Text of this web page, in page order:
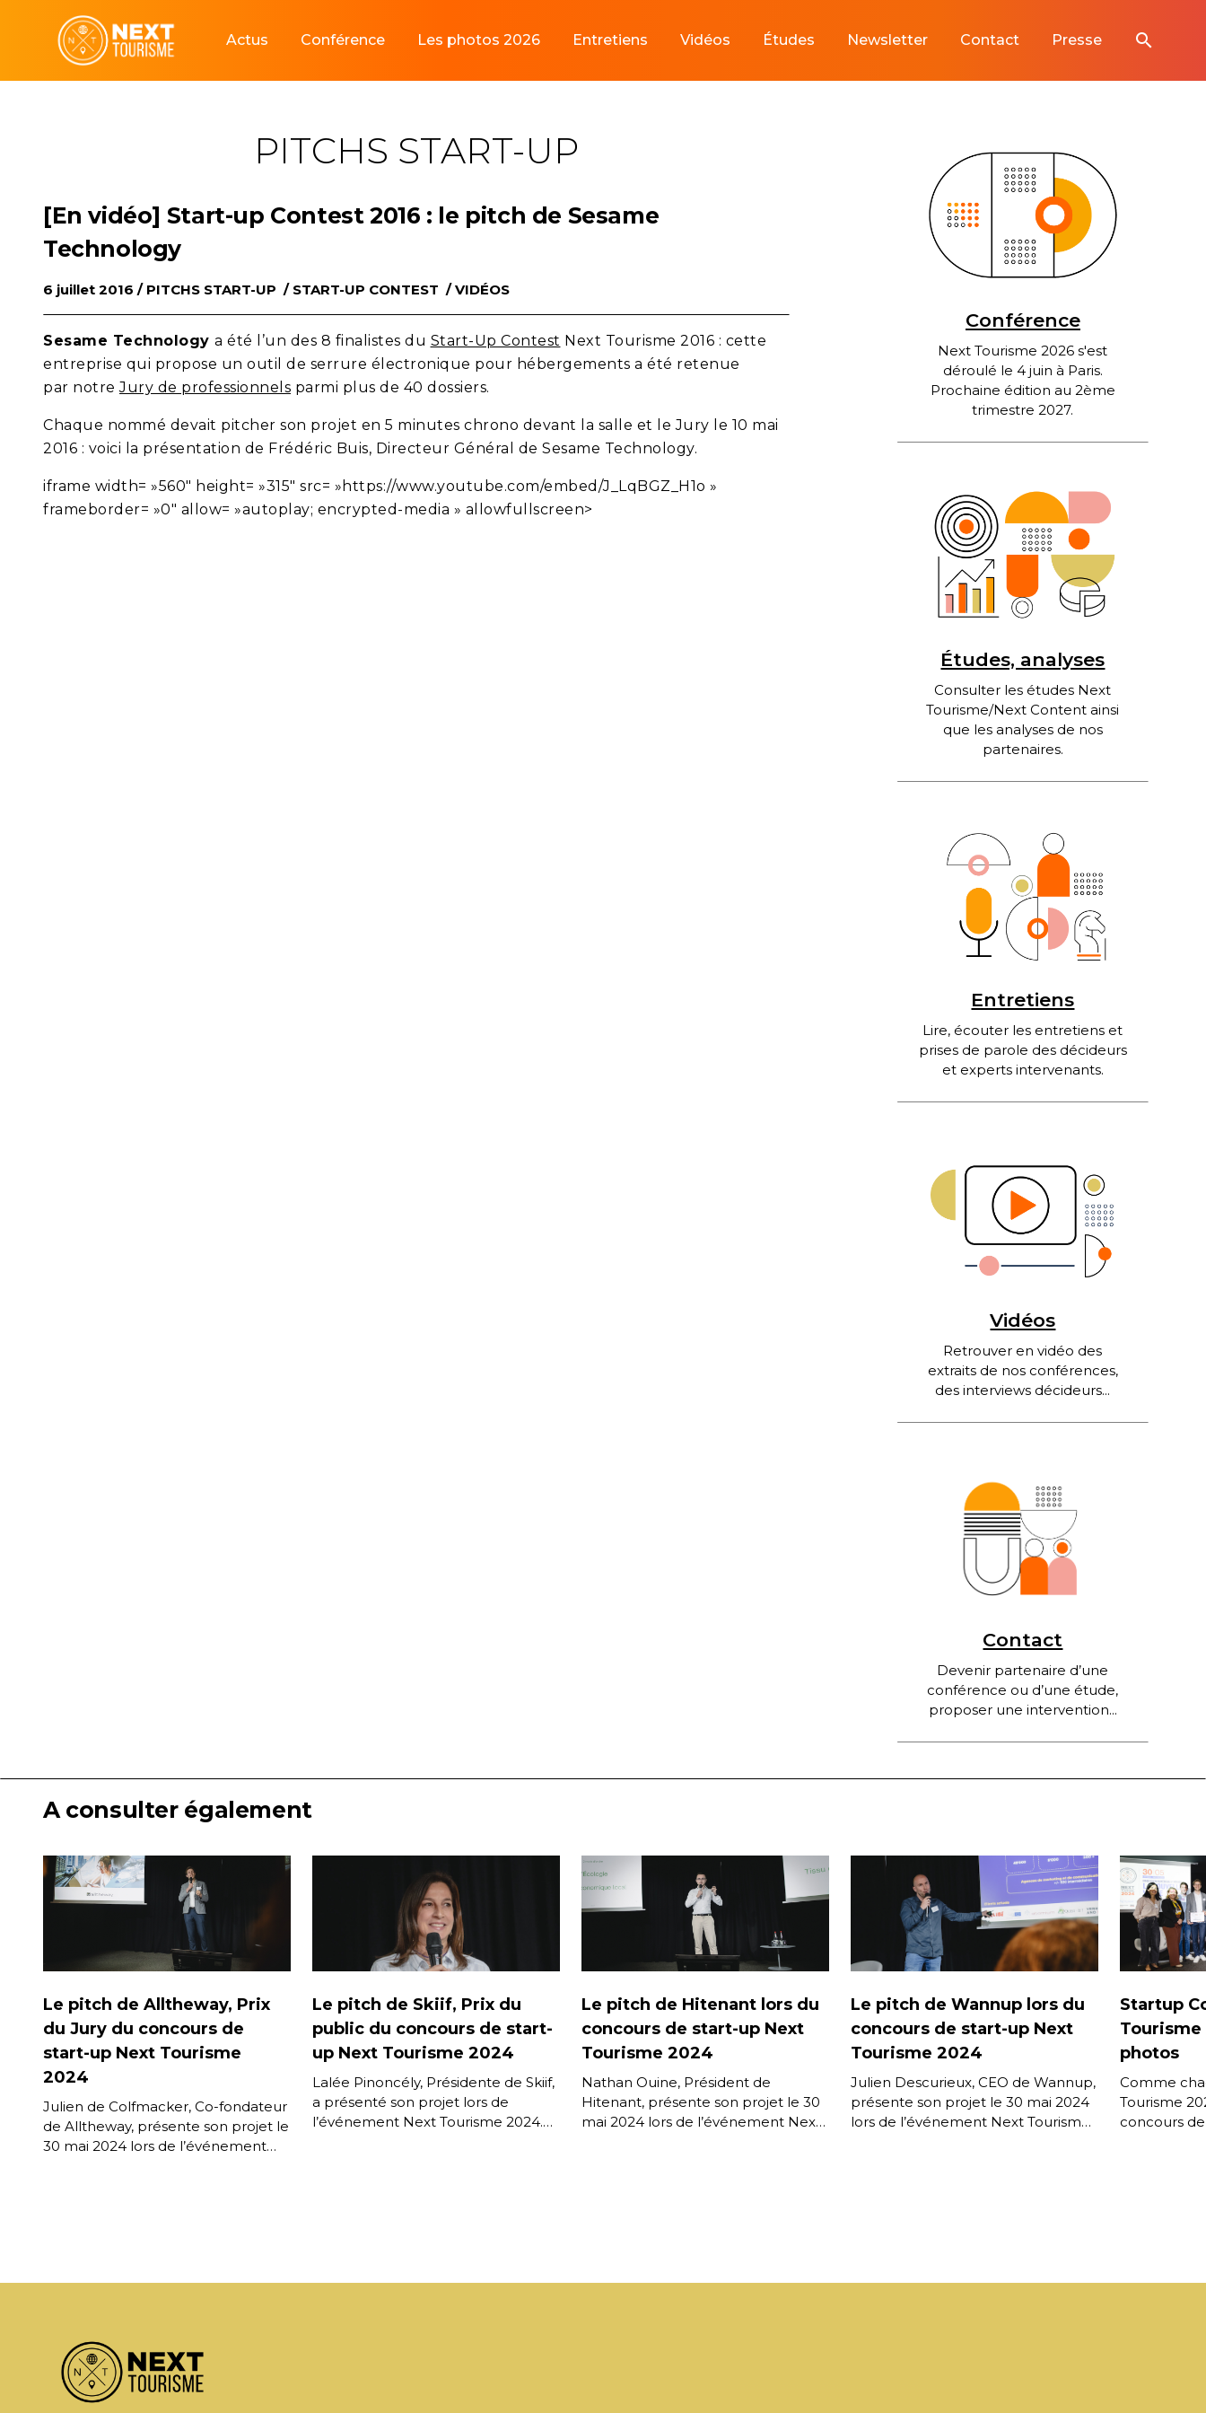
Actus Conférence Les photos 2026 Entretiens Vidéos Études Newsletter Contact Presse search
PITCHS START-UP
[En vidéo] Start-up Contest 2016 : le pitch de Sesame
Technology
6 juillet 2016 / PITCHS START-UP / START-UP CONTEST /VIDÉOS
Sesame Technology a été l’un des 8 finalistes du Start-Up Contest Next Tourisme 2016 : cette
entreprise qui propose un outil de serrure électronique pour hébergements a été retenue
par notreJury de professionnels parmi plus de 40 dossiers.
Chaque nommé devait pitcher son projet en 5 minutes chrono devant la salle et le Jury le 10 mai
2016 : voici la présentation de Frédéric Buis, Directeur Général de Sesame Technology.
iframe width= »560″ height= »315″ src= »https://www.youtube.com/embed/J_LqBGZ_H1o »
frameborder= »0″ allow= »autoplay; encrypted-media » allowfullscreen>
Conférence
Next Tourisme 2026 s'est
déroulé le 4 juin à Paris.
Prochaine édition au 2ème
trimestre 2027.
Études, analyses
Consulter les études Next
Tourisme/Next Content ainsi
que les analyses de nos
partenaires.
Entretiens
Lire, écouter les entretiens et
prises de parole des décideurs
et experts intervenants.
Vidéos
Retrouver en vidéo des
extraits de nos conférences,
des interviews décideurs...
Contact
Devenir partenaire d’une
conférence ou d’une étude,
proposer une intervention...
A consulter également
Le pitch de Alltheway, Prix
du Jury du concours de
start-up Next Tourisme
2024
Julien de Colfmacker, Co-fondateur
de Alltheway, présente son projet le
30 mai 2024 lors de l’événement
Le pitch de Skiif, Prix du
public du concours de start-
up Next Tourisme 2024
Lalée Pinoncély, Présidente de Skiif,
a présenté son projet lors de
l’événement Next Tourisme 2024.
Le pitch de Hitenant lors du
concours de start-up Next
Tourisme 2024
Nathan Ouine, Président de
Hitenant, présente son projet le 30
mai 2024 lors de l’événement Next
Le pitch de Wannup lors du
concours de start-up Next
Tourisme 2024
Julien Descurieux, CEO de Wannup,
présente son projet le 30 mai 2024
lors de l’événement Next Tourisme.
Startup
Tourisme
photos
Comme
Tourisme
concours